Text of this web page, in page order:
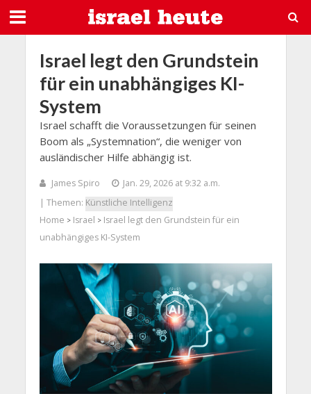
Israel legt den Grundstein
für ein unabhängiges KI-
System
Israel schafft die Voraussetzungen für seinen
Boom als „Systemnation“, die weniger von
ausländischer Hilfe abhängig ist.
James Spiro
Jan. 29, 2026 at 9:32 a.m.
| Themen: Künstliche Intelligenz
Home > Israel > Israel legt den Grundstein für ein
unabhängiges KI-System